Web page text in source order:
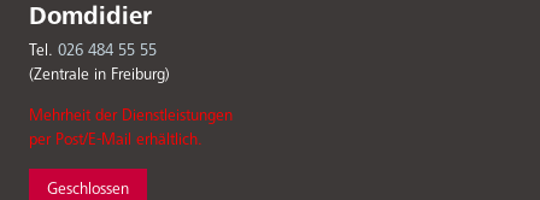
Domdidier
Tel. 026 484 55 55
(Zentrale in Freiburg)
Mehrheit der Dienstleistungen
per Post/E-Mail erhältlich.
Geschlossen